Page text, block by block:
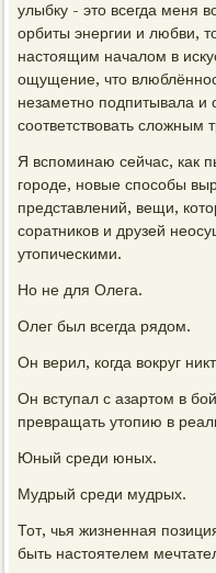
улыбку - это всегда меня
орбиты энергии и любви,
настоящим началом в
ощущение, что
незаметно подпитывала и
соответствовать
Я вспоминаю сейчас, как
городе, новые способы
представлений, вещи,
соратников и друзей
утопическими.
Но не для Олега.
Олег был всегда рядом.
Он верил, когда вокруг
Он вступал с азартом в
превращать утопию в
Юный среди юных.
Мудрый среди мудрых.
Тот, чья жизненная
быть настоятелем